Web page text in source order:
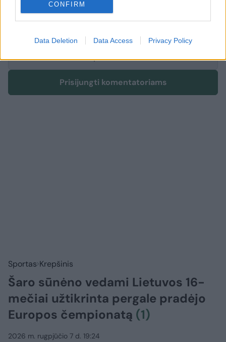
CONFIRM
Data Deletion Data Access Privacy Policy
Prisijunkite prie registruotų vartotojų
bendruomenės ir bendraukite komentaruose!
Rodyti komentarus
Prisijungti komentatoriams
Sportas Krepšinis
Šaro sūnėno vedami Lietuvos 16-
mečiai užtikrinta pergale pradėjo
Europos čempionatą (1)
2026 m. rugpjūčio 7 d. 19:24